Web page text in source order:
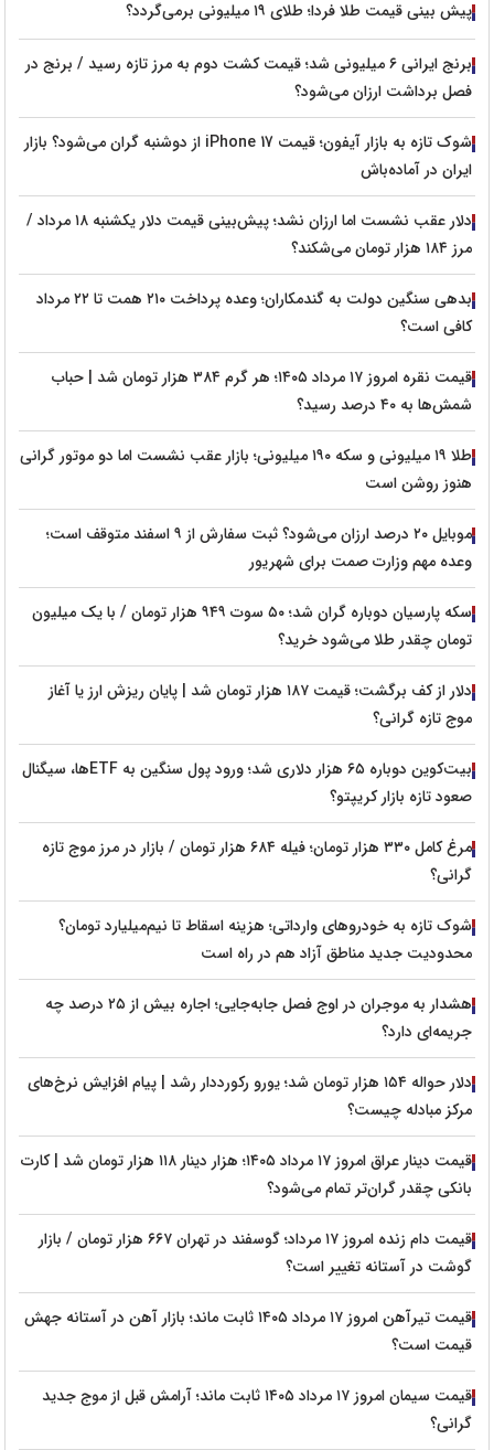
پیش‌ بینی قیمت طلا فردا؛ طلای ۱۹ میلیونی برمی‌گردد؟
برنج ایرانی ۶ میلیونی شد؛ قیمت کشت دوم به مرز تازه رسید / برنج در
فصل برداشت ارزان می‌شود؟
شوک تازه به بازار آیفون؛ قیمت iPhone 17 از دوشنبه گران می‌شود؟ بازار
ایران در آماده‌باش
دلار عقب نشست اما ارزان نشد؛ پیش‌بینی قیمت دلار یکشنبه ۱۸ مرداد /
مرز ۱۸۴ هزار تومان می‌شکند؟
بدهی سنگین دولت به گندمکاران؛ وعده پرداخت ۲۱۰ همت تا ۲۲ مرداد
کافی است؟
قیمت نقره امروز ۱۷ مرداد ۱۴۰۵؛ هر گرم ۳۸۴ هزار تومان شد | حباب
شمش‌ها به ۴۰ درصد رسید؟
طلا ۱۹ میلیونی و سکه ۱۹۰ میلیونی؛ بازار عقب نشست اما دو موتور گرانی
هنوز روشن است
موبایل ۲۰ درصد ارزان می‌شود؟ ثبت سفارش از ۹ اسفند متوقف است؛
وعده مهم وزارت صمت برای شهریور
سکه پارسیان دوباره گران شد؛ ۵۰ سوت ۹۴۹ هزار تومان / با یک میلیون
تومان چقدر طلا می‌شود خرید؟
دلار از کف برگشت؛ قیمت ۱۸۷ هزار تومان شد | پایان ریزش ارز یا آغاز
موج تازه گرانی؟
بیت‌کوین دوباره ۶۵ هزار دلاری شد؛ ورود پول سنگین به ETFها، سیگنال
صعود تازه بازار کریپتو؟
مرغ کامل ۳۳۰ هزار تومان؛ فیله ۶۸۴ هزار تومان / بازار در مرز موج تازه
گرانی؟
شوک تازه به خودروهای وارداتی؛ هزینه اسقاط تا نیم‌میلیارد تومان؟
محدودیت جدید مناطق آزاد هم در راه است
هشدار به موجران در اوج فصل جابه‌جایی؛ اجاره بیش از ۲۵ درصد چه
جریمه‌ای دارد؟
دلار حواله ۱۵۴ هزار تومان شد؛ یورو رکورددار رشد | پیام افزایش نرخ‌های
مرکز مبادله چیست؟
قیمت دینار عراق امروز ۱۷ مرداد ۱۴۰۵؛ هزار دینار ۱۱۸ هزار تومان شد | کارت
بانکی چقدر گران‌تر تمام می‌شود؟
قیمت دام زنده امروز ۱۷ مرداد؛ گوسفند در تهران ۶۶۷ هزار تومان / بازار
گوشت در آستانه تغییر است؟
قیمت تیرآهن امروز ۱۷ مرداد ۱۴۰۵ ثابت ماند؛ بازار آهن در آستانه جهش
قیمت است؟
قیمت سیمان امروز ۱۷ مرداد ۱۴۰۵ ثابت ماند؛ آرامش قبل از موج جدید
گرانی؟